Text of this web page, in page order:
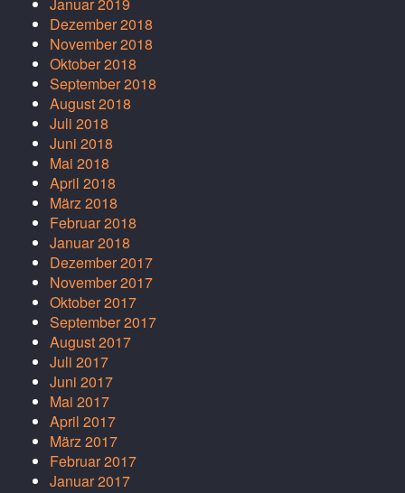
Januar 2019
Dezember 2018
November 2018
Oktober 2018
September 2018
August 2018
Juli 2018
Juni 2018
Mai 2018
April 2018
März 2018
Februar 2018
Januar 2018
Dezember 2017
November 2017
Oktober 2017
September 2017
August 2017
Juli 2017
Juni 2017
Mai 2017
April 2017
März 2017
Februar 2017
Januar 2017